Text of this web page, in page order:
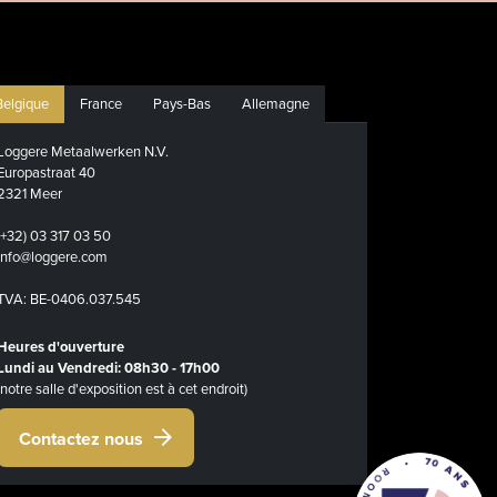
France Pays-Bas Allemagne
Metaalwerken N.V.
40
Meer
03 317 03 50
BE-0406.037.545
d'ouverture
au Vendredi: 08h30 - 17h00
salle d'exposition est à cet endroit)
Contactez nous